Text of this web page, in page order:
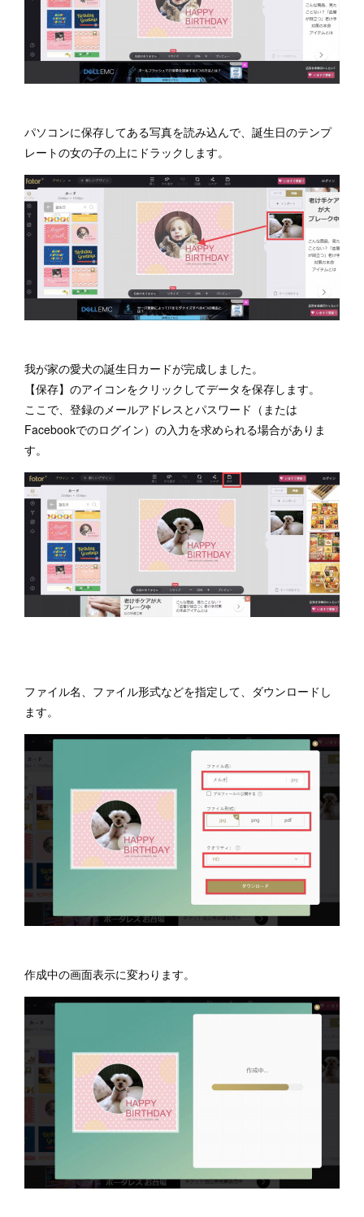
パソコンに保存してある写真を読み込んで、誕生日のテンプ
レートの女の子の上にドラックします。
我が家の愛犬の誕生日カードが完成しました。
【保存】のアイコンをクリックしてデータを保存します。
ここで、登録のメールアドレスとパスワード（または
Facebookでのログイン）の入力を求められる場合がありま
す。
ファイル名、ファイル形式などを指定して、ダウンロードし
ます。
作成中の画面表示に変わります。